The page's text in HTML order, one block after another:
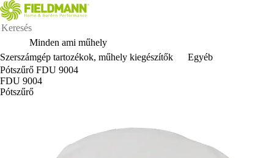
Minden ami műhely
Szerszámgép tartozékok, műhely kiegészítők
Egyéb
Pótszűrő FDU 9004
FDU 9004
Pótszűrő